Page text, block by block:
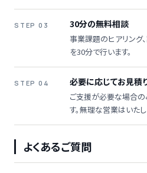
STEP 03 30分の無料相談
事業課題のヒアリング
を30分で行います。
STEP 04 必要に応じてお見積
ご支援が必要な場合の
す。無理な営業はいたし
よくあるご質問